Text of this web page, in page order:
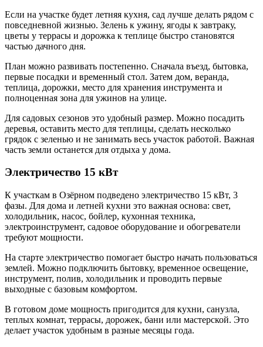
Если на участке будет летняя кухня, сад лучше делать рядом с
повседневной жизнью. Зелень к ужину, ягоды к завтраку,
цветы у террасы и дорожка к теплице быстро становятся
частью дачного дня.
План можно развивать постепенно. Сначала въезд, бытовка,
первые посадки и временный стол. Затем дом, веранда,
теплица, дорожки, место для хранения инструмента и
полноценная зона для ужинов на улице.
Для садовых сезонов это удобный размер. Можно посадить
деревья, оставить место для теплицы, сделать несколько
грядок с зеленью и не занимать весь участок работой. Важная
часть земли останется для отдыха у дома.
Электричество 15 кВт
К участкам в Озёрном подведено электричество 15 кВт, 3
фазы. Для дома и летней кухни это важная основа: свет,
холодильник, насос, бойлер, кухонная техника,
электроинструмент, садовое оборудование и обогреватели
требуют мощности.
На старте электричество помогает быстро начать пользоваться
землей. Можно подключить бытовку, временное освещение,
инструмент, полив, холодильник и проводить первые
выходные с базовым комфортом.
В готовом доме мощность пригодится для кухни, санузла,
теплых комнат, террасы, дорожек, бани или мастерской. Это
делает участок удобным в разные месяцы года.